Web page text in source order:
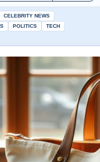
CELEBRITY NEWS
POLITICS
TECH